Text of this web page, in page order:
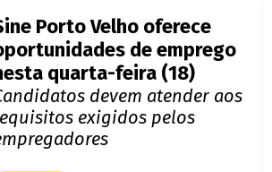
Porto Velho oferece
de emprego
quarta-feira (18)
devem atender aos
exigidos pelos